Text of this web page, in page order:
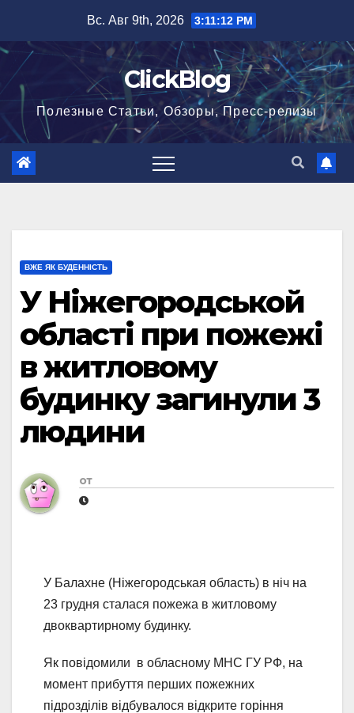
содержимому
Вс. Авг 9th, 2026 3:11:12 PM
ClickBlog
Полезные Статьи, Обзоры, Пресс-релизы
ВЖЕ ЯК БУДЕННІСТЬ
У Ніжегородськой
області при пожежі
в житловому
будинку загинули 3
людини
от
У Балахне (Ніжегородськая область) в ніч на
23 грудня сталася пожежа в житловому
двоквартирному будинку.
Як повідомили в обласному МНС ГУ РФ, на
момент прибуття перших пожежних
підрозділів відбувалося відкрите горіння